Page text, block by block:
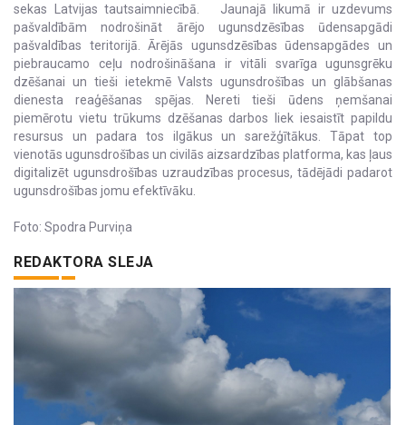
sekas Latvijas tautsaimniecībā. Jaunajā likumā ir uzdevums
pašvaldībām nodrošināt ārējo ugunsdzēsības ūdensapgādi
pašvaldības teritorijā. Ārējās ugunsdzēsības ūdensapgādes un
piebraucamo ceļu nodrošināšana ir vitāli svarīga ugunsgrēku
dzēšanai un tieši ietekmē Valsts ugunsdrošības un glābšanas
dienesta reaģēšanas spējas. Nereti tieši ūdens ņemšanai
piemērotu vietu trūkums dzēšanas darbos liek iesaistīt papildu
resursus un padara tos ilgākus un sarežģītākus. Tāpat top
vienotās ugunsdrošības un civilās aizsardzības platforma, kas ļaus
digitalizēt ugunsdrošības uzraudzības procesus, tādējādi padarot
ugunsdrošības jomu efektīvāku.
Foto: Spodra Purviņa
REDAKTORA SLEJA